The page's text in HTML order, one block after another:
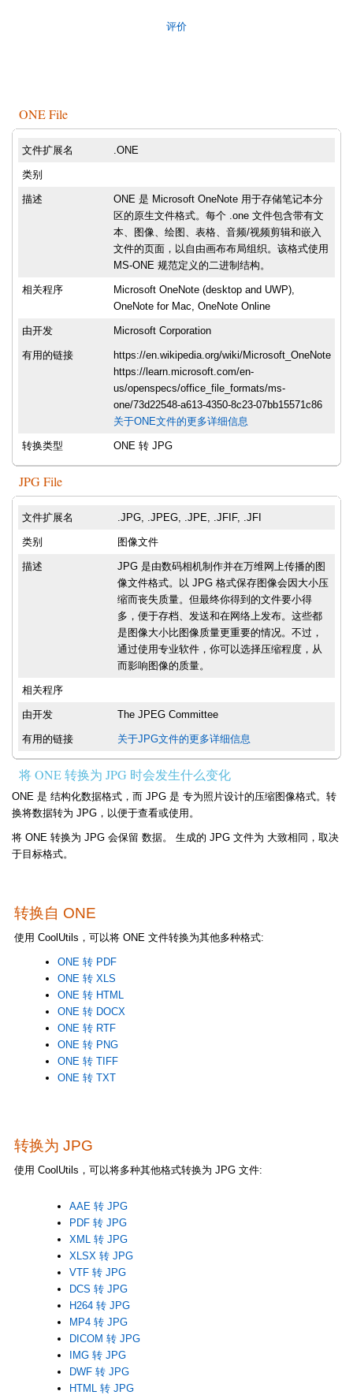
评价
ONE File
文件扩展名 .ONE
类别
描述
ONE 是 Microsoft OneNote 用于存储笔记本分
区的原生文件格式。每个 .one 文件包含带有文
本、图像、绘图、表格、音频/视频剪辑和嵌入
文件的页面，以自由画布布局组织。该格式使用
MS-ONE 规范定义的二进制结构。
相关程序
Microsoft OneNote (desktop and UWP),
OneNote for Mac, OneNote Online
由开发 Microsoft Corporation
有用的链接
https://en.wikipedia.org/wiki/Microsoft_OneNote
https://learn.microsoft.com/en-
us/openspecs/office_file_formats/ms-
one/73d22548-a613-4350-8c23-07bb15571c86
关于ONE文件的更多详细信息
转换类型 ONE 转 JPG
JPG File
文件扩展名 .JPG, .JPEG, .JPE, .JFIF, .JFI
类别 图像文件
描述
JPG 是由数码相机制作并在万维网上传播的图
像文件格式。以 JPG 格式保存图像会因大小压
缩而丧失质量。但最终你得到的文件要小得
多，便于存档、发送和在网络上发布。这些都
是图像大小比图像质量更重要的情况。不过，
通过使用专业软件，你可以选择压缩程度，从
而影响图像的质量。
相关程序
由开发 The JPEG Committee
有用的链接 关于JPG文件的更多详细信息
将 ONE 转换为 JPG 时会发生什么变化
ONE 是 结构化数据格式，而 JPG 是 专为照片设计的压缩图像格式。转
换将数据转为 JPG，以便于查看或使用。
将 ONE 转换为 JPG 会保留 数据。 生成的 JPG 文件为 大致相同，取决
于目标格式。
转换自 ONE
使用 CoolUtils，可以将 ONE 文件转换为其他多种格式:
ONE 转 PDF
ONE 转 XLS
ONE 转 HTML
ONE 转 DOCX
ONE 转 RTF
ONE 转 PNG
ONE 转 TIFF
ONE 转 TXT
转换为 JPG
使用 CoolUtils，可以将多种其他格式转换为 JPG 文件:
AAE 转 JPG
PDF 转 JPG
XML 转 JPG
XLSX 转 JPG
VTF 转 JPG
DCS 转 JPG
H264 转 JPG
MP4 转 JPG
DICOM 转 JPG
IMG 转 JPG
DWF 转 JPG
HTML 转 JPG